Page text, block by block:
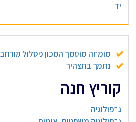
יד
מומחה מוסמך המכון מסלול מורחב
נתמך בתצהיר
קוריץ חנה
גרפולוגיה